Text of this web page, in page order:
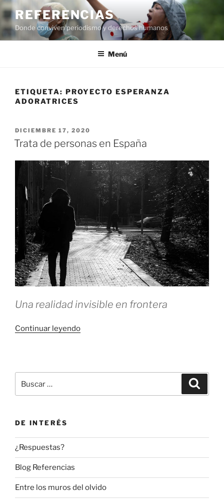
al
contenido
REFERENCIAS
Donde conviven periodismo y derechos humanos
Menú
ETIQUETA: PROYECTO ESPERANZA
ADORATRICES
PUBLICADO
EL
DICIEMBRE 17, 2020
Trata de personas en España
Una realidad invisible en frontera
Continuar leyendo«Trata
por:
DE INTERÉS
¿Respuestas?
Blog Referencias
Entre los muros del olvido